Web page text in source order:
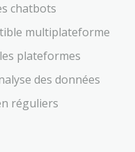
chatbots
multiplateforme
plateformes
des données
réguliers